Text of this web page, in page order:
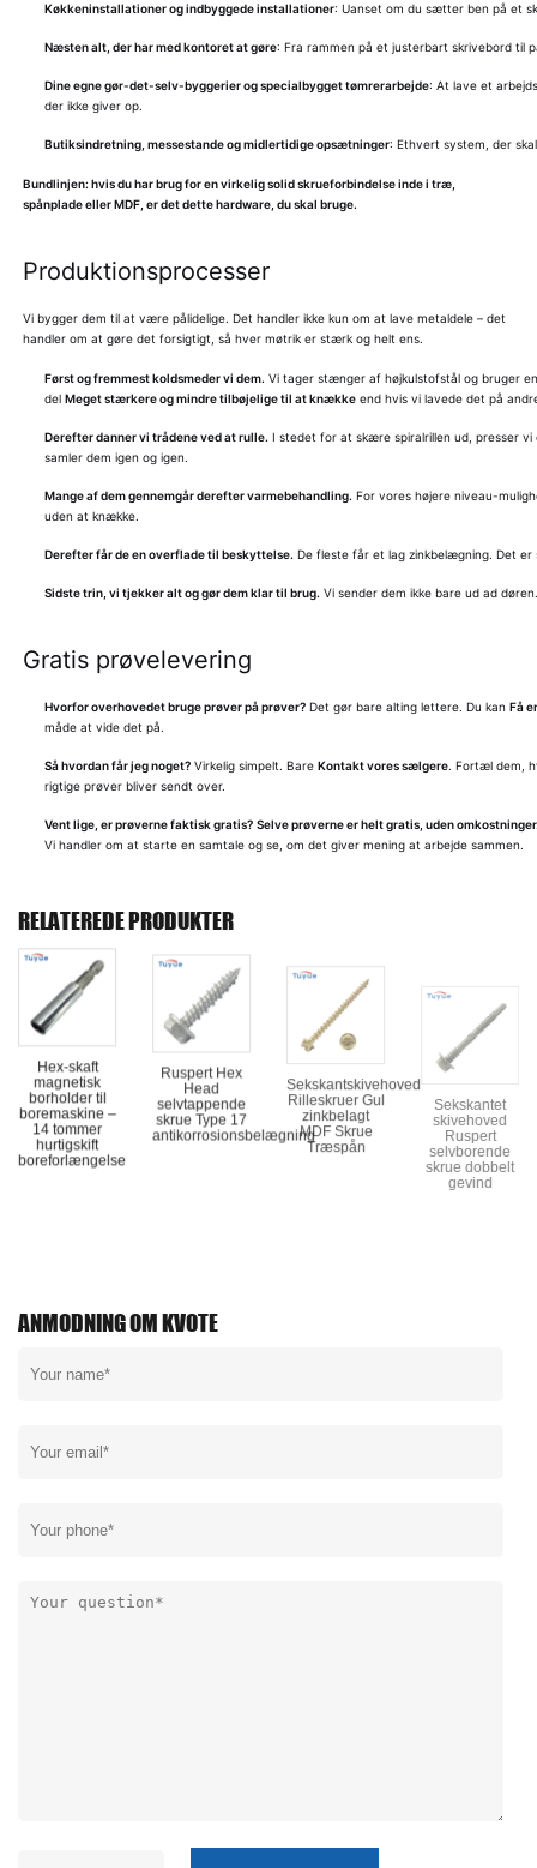
Køkkeninstallationer og indbyggede installationer: Uanset om du sætter ben på et
Næsten alt, der har med kontoret at gøre: Fra rammen på et justerbart skrivebord til
Dine egne gør-det-selv-byggerier og specialbygget tømrerarbejde: At lave et
der ikke giver op.
Butiksindretning, messestande og midlertidige opsætninger: Ethvert system, der
Bundlinjen: hvis du har brug for en virkelig solid skrueforbindelse inde i træ,
spånplade eller MDF, er det dette hardware, du skal bruge.
Produktionsprocesser
Vi bygger dem til at være pålidelige. Det handler ikke kun om at lave metaldele – det
handler om at gøre det forsigtigt, så hver møtrik er stærk og helt ens.
Først og fremmest koldsmeder vi dem. Vi tager stænger af højkulstofstål og bruger
delMeget stærkere og mindre tilbøjelige til at knække end hvis vi lavede det på
Derefter danner vi trådene ved at rulle. I stedet for at skære spiralrillen ud, presser
samler dem igen og igen.
Mange af dem gennemgår derefter varmebehandling. For vores højere niveau-
uden at knække.
Derefter får de en overflade til beskyttelse. De fleste får et lag zinkbelægning. Det
Sidste trin, vi tjekker alt og gør dem klar til brug. Vi sender dem ikke bare ud ad
Gratis prøvelevering
Hvorfor overhovedet bruge prøver på prøver? Det gør bare alting lettere. Du kanFå
måde at vide det på.
Så hvordan får jeg noget? Virkelig simpelt. BareKontakt vores sælgere. Fortæl dem,
rigtige prøver bliver sendt over.
Vent lige, er prøverne faktisk gratis? Selve prøverne er helt gratis, uden
Vi handler om at starte en samtale og se, om det giver mening at arbejde sammen.
RELATEREDE PRODUKTER
Hex-skaft
magnetisk
borholder til
boremaskine –
14 tommer
hurtigskift
boreforlængelse
Ruspert Hex
Head
selvtappende
skrue Type 17
antikorrosionsbelægning
Sekskantskivehoved
Rilleskruer Gul
zinkbelagt
MDF Skrue
Træspån
Sekskantet
Ruspert
selvborende
skrue dobbelt
gevind
ANMODNING OM KVOTE